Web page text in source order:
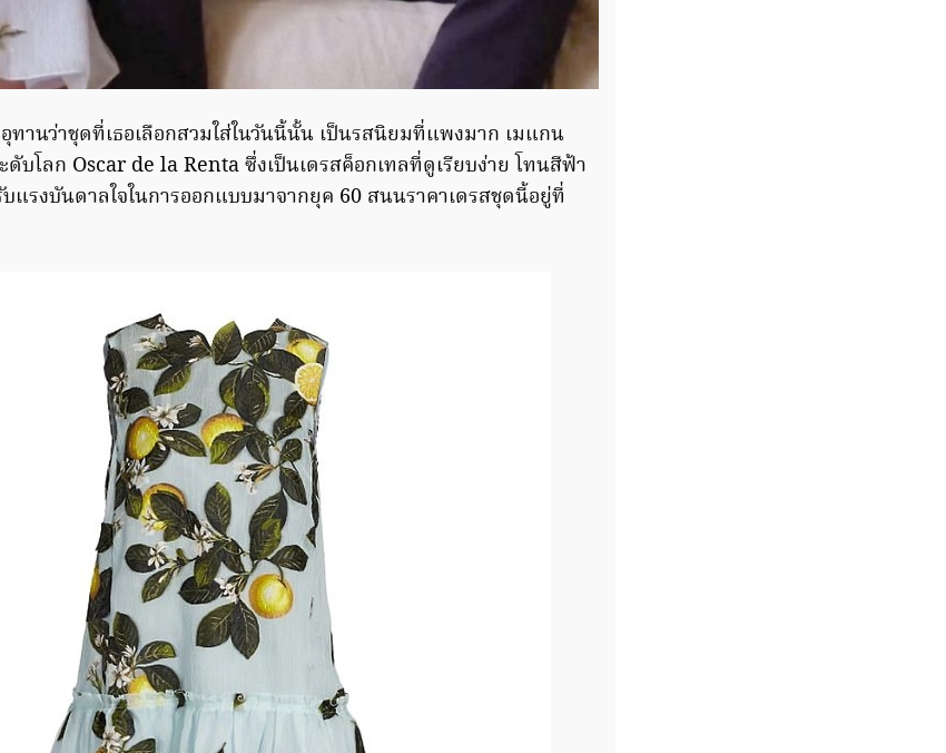
ทานว่าชุดที่เธอเลือกสวมใส่ในวันนี้นั้น เป็นรสนิยมที่แพงมาก เมแกน
ดับโลก Oscar de la Renta ซึ่งเป็นเดรสค็อกเทลที่ดูเรียบง่าย โทนสีฟ้า
แรงบันดาลใจในการออกแบบมาจากยุค 60 สนนราคาเดรสชุดนี้อยู่ที่